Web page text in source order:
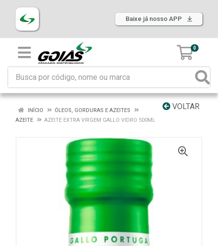
Baixe já nosso APP
0
VOLTAR
INÍCIO
ÓLEOS, GORDURAS E AZEITES
AZEITE
AZEITE EXTRA VIRGEM GALLO VIDRO 500ML